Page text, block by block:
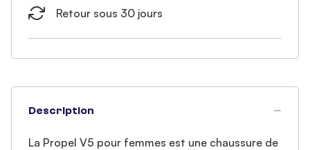
Retour sous 30 jours
Description
La Propel V5 pour femmes est une chaussure de